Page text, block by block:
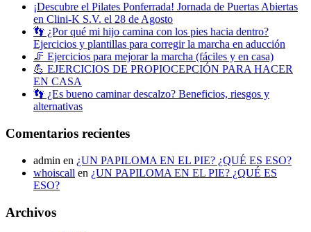
¡Descubre el Pilates Ponferrada! Jornada de Puertas Abiertas
en Clini-K S.V. el 28 de Agosto
👣 ¿Por qué mi hijo camina con los pies hacia dentro?
Ejercicios y plantillas para corregir la marcha en aducción
🦵 Ejercicios para mejorar la marcha (fáciles y en casa)
💪 EJERCICIOS DE PROPIOCEPCIÓN PARA HACER
EN CASA
👣 ¿Es bueno caminar descalzo? Beneficios, riesgos y
alternativas
Comentarios recientes
admin en ¿UN PAPILOMA EN EL PIE? ¿QUÉ ES ESO?
whoiscall en ¿UN PAPILOMA EN EL PIE? ¿QUÉ ES
ESO?
Archivos